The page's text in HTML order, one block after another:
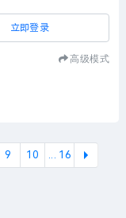
立即登录
高级模式
9 10 ... 16